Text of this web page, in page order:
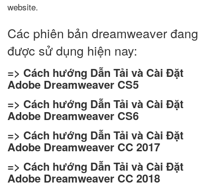
website.
Các phiên bản dreamweaver đang
được sử dụng hiện nay:
=> Cách hướng Dẫn Tải và Cài Đặt
Adobe Dreamweaver CS5
=> Cách hướng Dẫn Tải và Cài Đặt
Adobe Dreamweaver CS6
=> Cách hướng Dẫn Tải và Cài Đặt
Adobe Dreamweaver CC 2017
=> Cách hướng Dẫn Tải và Cài Đặt
Adobe Dreamweaver CC 2018